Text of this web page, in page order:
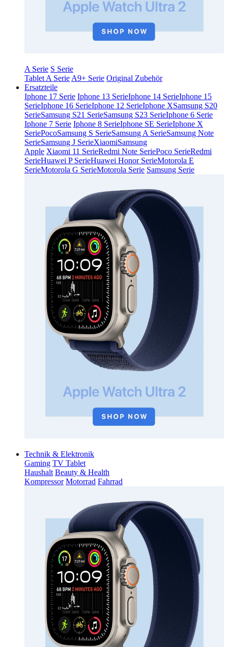
A Serie S Serie
Tablet A Serie A9+ Serie Original Zubehör
Ersatzteile
Iphone 17 Serie Iphone 13 SerieIphone 14 SerieIphone 15
SerieIphone 16 SerieIphone 12 SerieIphone XSamsung S20
SerieSamsung S21 SerieSamsung S23 SerieIphone 6 Serie
Iphone 7 Serie Iphone 8 SerieIphone SE SerieIphone X
SeriePocoSamsung S SerieSamsung A SerieSamsung Note
SerieSamsung J SerieXiaomiSamsung
Apple Xiaomi 11 SerieRedmi Note SeriePoco SerieRedmi
SerieHuawei P SerieHuawei Honor SerieMotorola E
SerieMotorola G SerieMotorola Serie Samsung Serie
Technik & Elektronik
Gaming TV Tablet
Haushalt Beauty & Health
Kompressor Motorrad Fahrrad